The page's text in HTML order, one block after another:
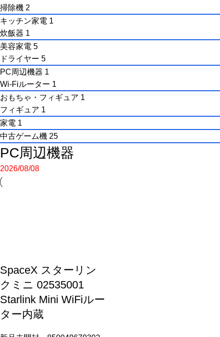
掃除機 2
キッチン家電 1
炊飯器 1
美容家電 5
ドライヤー 5
PC周辺機器 1
Wi-Fiルーター 1
おもちゃ・フィギュア 1
フィギュア 1
家電 1
中古ゲーム機 25
PC周辺機器
2026/08/08
SpaceX スターリン
クミニ 02535001
Starlink Mini WiFiルー
ター内蔵